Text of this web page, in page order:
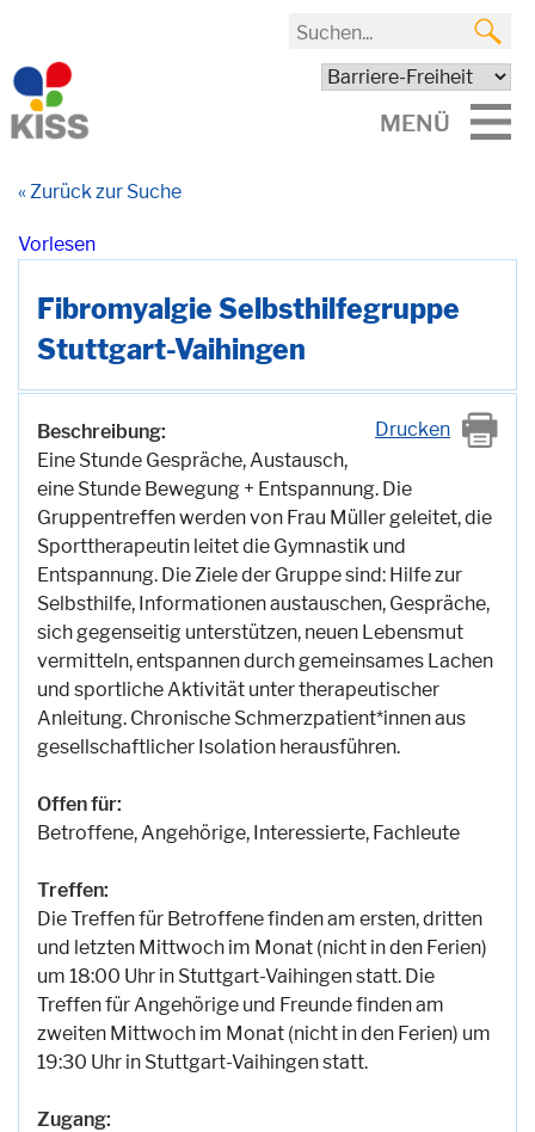
MENÜ
« Zurück zur Suche
Vorlesen
Fibromyalgie Selbsthilfegruppe
Stuttgart-Vaihingen
Drucken
Beschreibung:
Eine Stunde Gespräche, Austausch,
eine Stunde Bewegung + Entspannung. Die
Gruppentreffen werden von Frau Müller geleitet, die
Sporttherapeutin leitet die Gymnastik und
Entspannung. Die Ziele der Gruppe sind: Hilfe zur
Selbsthilfe, Informationen austauschen, Gespräche,
sich gegenseitig unterstützen, neuen Lebensmut
vermitteln, entspannen durch gemeinsames Lachen
und sportliche Aktivität unter therapeutischer
Anleitung. Chronische Schmerzpatient*innen aus
gesellschaftlicher Isolation herausführen.
Offen für:
Betroffene, Angehörige, Interessierte, Fachleute
Treffen:
Die Treffen für Betroffene finden am ersten, dritten
und letzten Mittwoch im Monat (nicht in den Ferien)
um 18:00 Uhr in Stuttgart-Vaihingen statt. Die
Treffen für Angehörige und Freunde finden am
zweiten Mittwoch im Monat (nicht in den Ferien) um
19:30 Uhr in Stuttgart-Vaihingen statt.
Zugang: